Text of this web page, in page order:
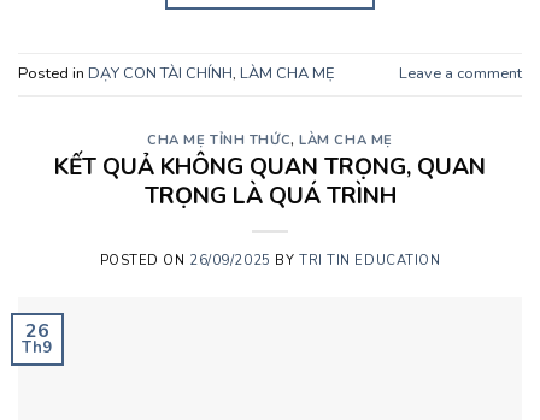
Posted in DẠY CON TÀI CHÍNH, LÀM CHA MẸ Leave a comment
CHA MẸ TỈNH THỨC,LÀM CHA MẸ
KẾT QUẢ KHÔNG QUAN TRỌNG, QUAN
TRỌNG LÀ QUÁ TRÌNH
POSTED ON 26/09/2025 BY TRI TIN EDUCATION
26
Th9